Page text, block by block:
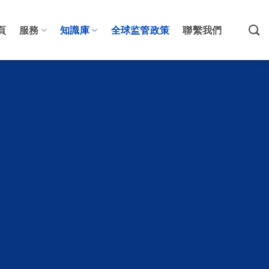
服務 知識庫 全球监管政策 聯繫我們